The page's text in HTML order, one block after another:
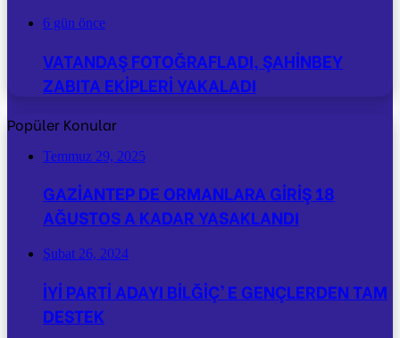
6 gün önce
VATANDAŞ FOTOĞRAFLADI, ŞAHİNBEY
ZABITA EKİPLERİ YAKALADI
Popüler Konular
Temmuz 29, 2025
GAZİANTEP DE ORMANLARA GİRİŞ 18
AĞUSTOS A KADAR YASAKLANDI
Şubat 26, 2024
İYİ PARTİ ADAYI BİLĞİÇ’ E GENÇLERDEN TAM
DESTEK